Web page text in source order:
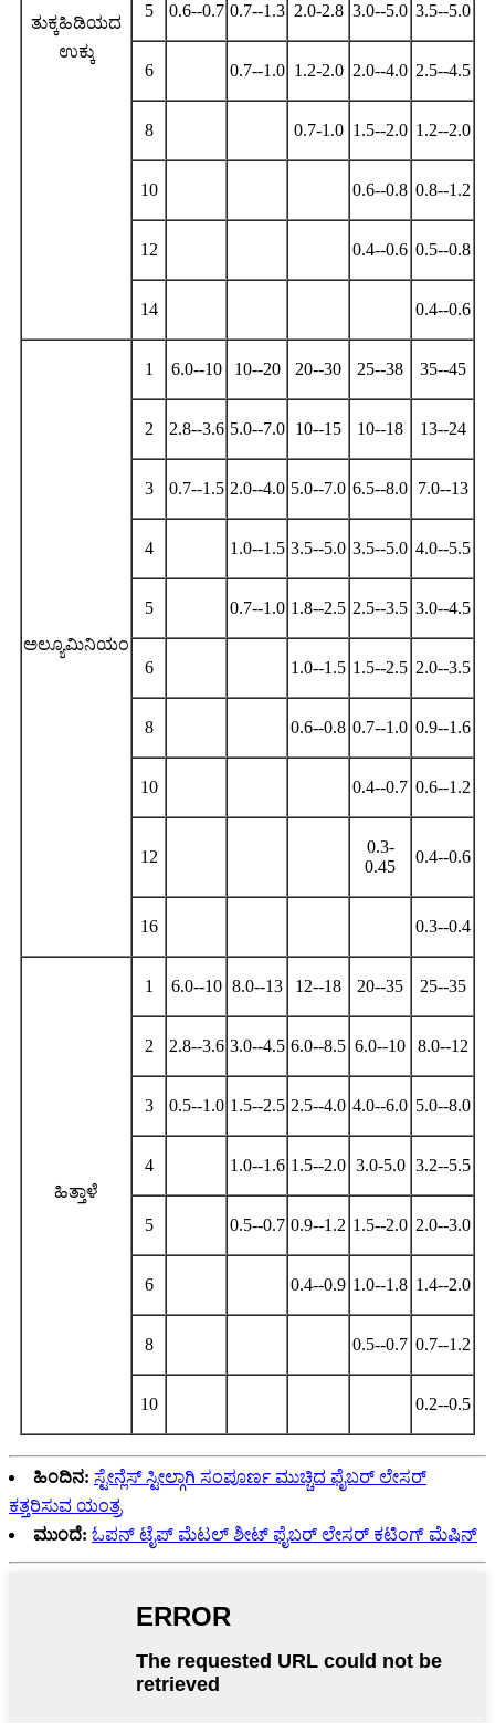
ತುಕ್ಕಹಿಡಿಯದ
ಉಕ್ಕು
5 0.6--0.7 0.7--1.3 2.0-2.8 3.0--5.0 3.5--5.0
6 0.7--1.0 1.2-2.0 2.0--4.0 2.5--4.5
8 0.7-1.0 1.5--2.0 1.2--2.0
10 0.6--0.8 0.8--1.2
12 0.4--0.6 0.5--0.8
14 0.4--0.6
ಅಲ್ಯೂಮಿನಿಯಂ
1 6.0--10 10--20 20--30 25--38 35--45
2 2.8--3.6 5.0--7.0 10--15 10--18 13--24
3 0.7--1.5 2.0--4.0 5.0--7.0 6.5--8.0 7.0--13
4 1.0--1.5 3.5--5.0 3.5--5.0 4.0--5.5
5 0.7--1.0 1.8--2.5 2.5--3.5 3.0--4.5
6 1.0--1.5 1.5--2.5 2.0--3.5
8 0.6--0.8 0.7--1.0 0.9--1.6
10 0.4--0.7 0.6--1.2
12
0.3-
0.45
0.4--0.6
16 0.3--0.4
ಹಿತ್ತಾಳೆ
1 6.0--10 8.0--13 12--18 20--35 25--35
2 2.8--3.6 3.0--4.5 6.0--8.5 6.0--10 8.0--12
3 0.5--1.0 1.5--2.5 2.5--4.0 4.0--6.0 5.0--8.0
4 1.0--1.6 1.5--2.0 3.0-5.0 3.2--5.5
5 0.5--0.7 0.9--1.2 1.5--2.0 2.0--3.0
6 0.4--0.9 1.0--1.8 1.4--2.0
8 0.5--0.7 0.7--1.2
10 0.2--0.5
ಹಿಂದಿನ: ಸ್ಟೇನ್ಲೆಸ್ ಸ್ಟೀಲ್ಗಾಗಿ ಸಂಪೂರ್ಣ ಮುಚ್ಚಿದ ಫೈಬರ್ ಲೇಸರ್
ಕತ್ತರಿಸುವ ಯಂತ್ರ
ಮುಂದೆ: ಓಪನ್ ಟೈಪ್ ಮೆಟಲ್ ಶೀಟ್ ಫೈಬರ್ ಲೇಸರ್ ಕಟಿಂಗ್ ಮೆಷಿನ್